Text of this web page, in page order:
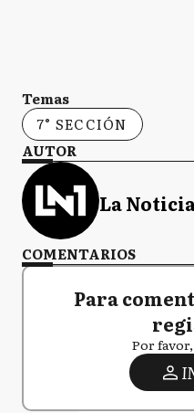
Temas
7° SECCIÓN
AUTOR
La
COMENTARIOS
Para
Por